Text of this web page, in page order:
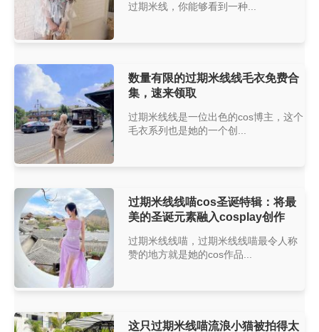
过期米线，你能够看到一种...
数量有限的过期米线线毛衣免费合
集，速来领取
过期米线线是一位出色的cos博主，这个
毛衣系列也是她的一个创...
过期米线线喵cos圣诞特辑：将最
美的圣诞元素融入cosplay创作
过期米线线喵，过期米线线喵最令人称
赞的地方就是她的cos作品...
这只过期米线喵流浪小猫被拍得太